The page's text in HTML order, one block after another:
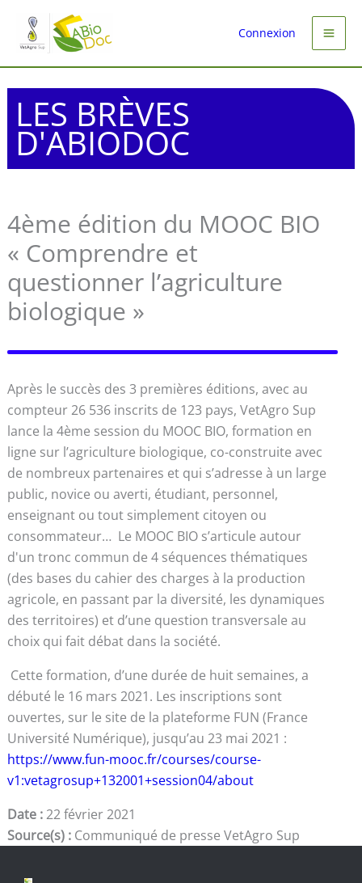
contenu
Connexion
LES BRÈVES
D'ABIODOC
4ème édition du MOOC BIO
« Comprendre et
questionner l’agriculture
biologique »
Après le succès des 3 premières éditions, avec au
compteur 26 536 inscrits de 123 pays, VetAgro Sup
lance la 4ème session du MOOC BIO, formation en
ligne sur l’agriculture biologique, co-construite avec
de nombreux partenaires et qui s’adresse à un large
public, novice ou averti, étudiant, personnel,
enseignant ou tout simplement citoyen ou
consommateur… Le MOOC BIO s’articule autour
d'un tronc commun de 4 séquences thématiques
(des bases du cahier des charges à la production
agricole, en passant par la diversité, les dynamiques
des territoires) et d’une question transversale au
choix qui fait débat dans la société.
Cette formation, d’une durée de huit semaines, a
débuté le 16 mars 2021. Les inscriptions sont
ouvertes, sur le site de la plateforme FUN (France
Université Numérique), jusqu’au 23 mai 2021 :
https://www.fun-mooc.fr/courses/course-
v1:vetagrosup+132001+session04/about
Date :22 février 2021
Source(s) : Communiqué de presse VetAgro Sup